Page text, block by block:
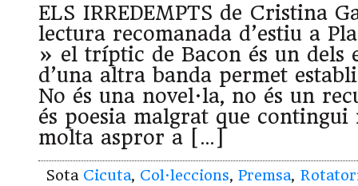
ELS IRREDEMPTS de Cristina
lectura recomanada d’estiu a
» el tríptic de Bacon és un dels
d’una altra banda permet
No és una novel·la, no és un
és poesia malgrat que
molta aspror a […]
Sota Cicuta, Col·leccions, Premsa,